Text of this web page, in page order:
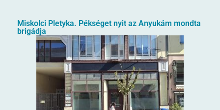
Miskolci Pletyka. Pékséget nyit az Anyukám mondta
brigádja